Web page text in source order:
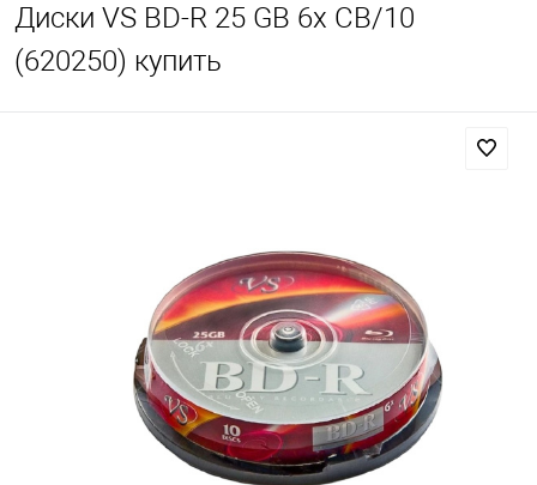
Диски VS BD-R 25 GB 6x CB/10
(620250) купить